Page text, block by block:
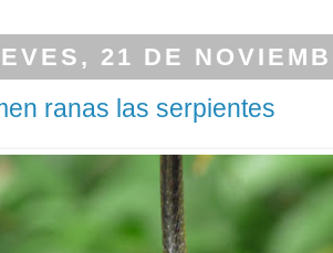
21 DE
ranas las serpientes